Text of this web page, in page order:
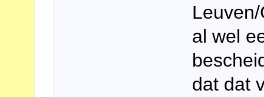
al wel
dat dat